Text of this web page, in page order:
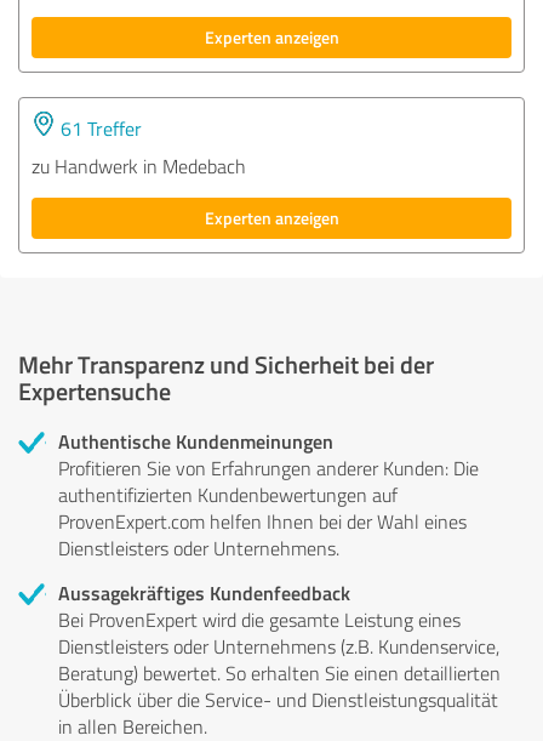
Experten anzeigen
61 Treffer
zu Handwerk in Medebach
Experten anzeigen
Mehr Transparenz und Sicherheit bei der
Expertensuche
Authentische Kundenmeinungen
Profitieren Sie von Erfahrungen anderer Kunden: Die
authentifizierten Kundenbewertungen auf
ProvenExpert.com helfen Ihnen bei der Wahl eines
Dienstleisters oder Unternehmens.
Aussagekräftiges Kundenfeedback
Bei ProvenExpert wird die gesamte Leistung eines
Dienstleisters oder Unternehmens (z.B. Kundenservice,
Beratung) bewertet. So erhalten Sie einen detaillierten
Überblick über die Service- und Dienstleistungsqualität
in allen Bereichen.